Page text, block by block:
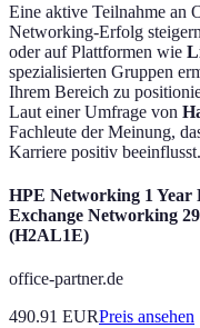
Eine aktive Teilnahme an
Networking-Erfolg
oder auf Plattformen wie
spezialisierten Gruppen
Ihrem Bereich zu
Laut einer Umfrage von
Fachleute der Meinung,
Karriere positiv beeinflusst.
HPE Networking 1 Year
Exchange Networking
(H2AL1E)
office-partner.de
490.91 EURPreis ansehen